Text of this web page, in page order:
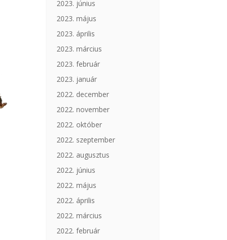
2023. június
2023. május
2023. április
2023. március
2023. február
2023. január
2022. december
2022. november
2022. október
2022. szeptember
2022. augusztus
2022. június
2022. május
2022. április
2022. március
2022. február